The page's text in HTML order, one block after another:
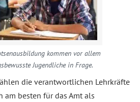
kommen vor allem
Jugendliche in Frage.
die verantwortlichen Lehrkräfte
am besten für das Amt als